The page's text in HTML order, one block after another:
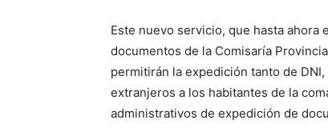
Este nuevo servicio, que hasta
documentos de la Comisaría
permitirán la expedición tanto de
extranjeros a los habitantes de la
administrativos de expedición de